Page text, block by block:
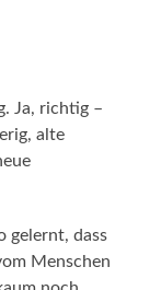
Ja, richtig –
alte
gelernt, dass
Menschen